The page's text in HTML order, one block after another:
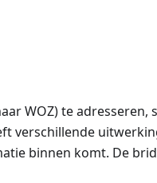
WOZ) te adresseren,
verschillende
binnen komt. De